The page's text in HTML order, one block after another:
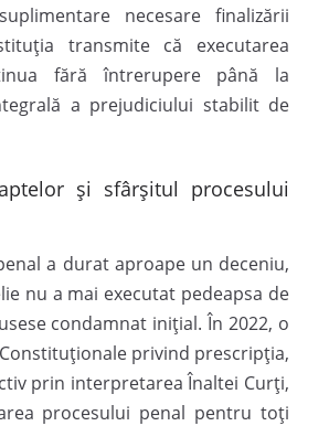
necesare finalizării
transmite că executarea
fără întrerupere până la
a prejudiciului stabilit de
și sfârșitul procesului
a durat aproape un deceniu,
nu a mai executat pedeapsa de
condamnat inițial. În 2022, o
privind prescripția,
prin interpretarea Înaltei Curți,
procesului penal pentru toți